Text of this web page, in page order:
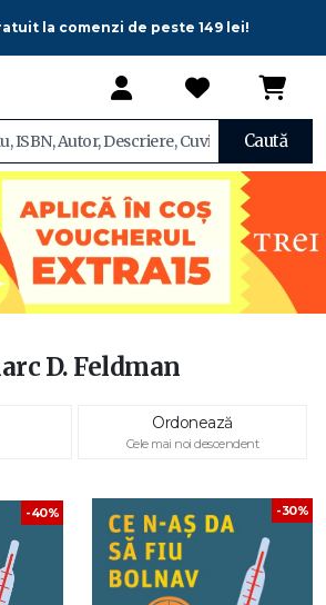
la comenzi de peste 149 lei!
Caută
D. Feldman
Ordonează
Cele mai noi descendent
-40% -30%